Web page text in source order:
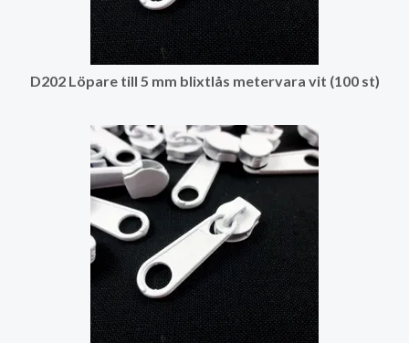
D202 Löpare till 5 mm blixtlås metervara vit (100 st)